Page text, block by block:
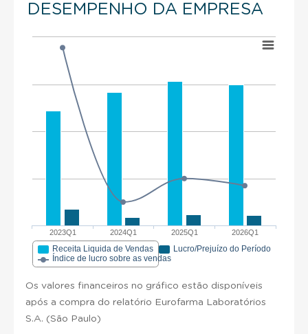
DESEMPENHO DA EMPRESA
2023Q1 2024Q1 2025Q1 2026Q1
Receita Liquida de Vendas
Lucro/Prejuízo do Período
Índice de lucro sobre as vendas
Os valores financeiros no gráfico estão disponíveis
após a compra do relatório Eurofarma Laboratórios
S.A. (São Paulo)